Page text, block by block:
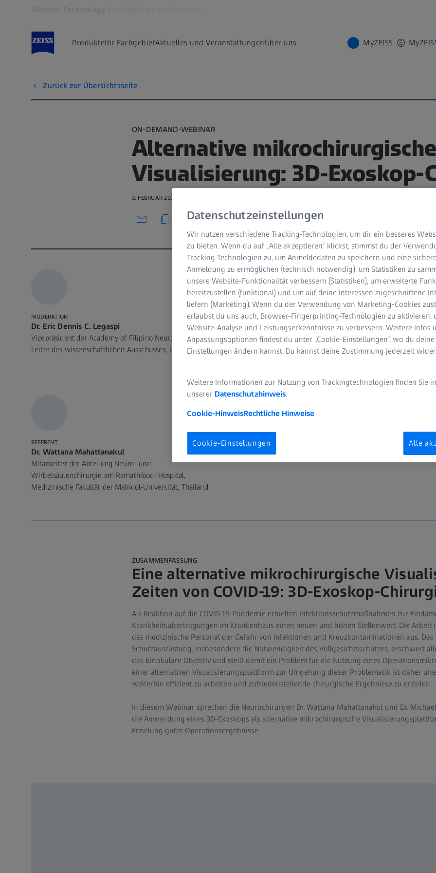
ProdukteIhr FachgebietAktuelles und VeranstaltungenÜber uns MyZEISS
Zurück zur Übersichtsseite
ON-DEMAND-WEBINAR
Alternative mikrochirurgische
Visualisierung: 3D‑Exoskop-
3. FEBRUAR 2021 · 66 MIN. VIDEODAUER
MODERATION
Dr. Eric Dennis C. Legaspi
Vizepräsident der Academy of Filipino Neurosurgeons,
Leiter des wissenschaftlichen Ausschusses, Philippinen
BEGRÜSSUNGSWORT
Dr. James Soriano
Präsident der Academy of Filipino Neurosurgeons,
Philippinen
REFERENT
Dr. Wattana Mahattanakul
Mitarbeiter der Abteilung Neuro- und
Wirbelsäulenchirurgie am Ramathibodi Hospital,
Medizinische Fakultät der Mahidol-Universität, Thailand
ZUSAMMENFASSUNG
Eine alternative mikrochirurgische
Zeiten von COVID‑19: 3D‑Exoskop-
Als Reaktion auf die COVID-19-Pandemie erhielten Infektionsschutzmaßnahmen zur
Krankheitsübertragungen im Krankenhaus einen neuen und hohen Stellenwert. Die Arbeit
das medizinische Personal der Gefahr von Infektionen und Kreuzkontaminationen aus.
Schutzausrüstung, insbesondere die Notwendigkeit des Vollgesichtsschutzes, erschwert
das binokulare Objektiv und stellt damit ein Problem für die Nutzung eines
einer alternativen Visualisierungsplattform zur Umgehung dieser Problematik ist daher
weiterhin effizient zu arbeiten und zufriedenstellende chirurgische Ergebnisse zu erzielen.
In diesem Webinar sprechen die Neurochirurgen Dr. Wattana Mahattanakul und Dr.
die Anwendung eines 3D-Exoskops als alternative mikrochirurgische
Erzielung guter Operationsergebnisse.
Datenschutzeinstellungen
Wir nutzen verschiedene Tracking-Technologien, um dir ein besseres
zu bieten. Wenn du auf „Alle akzeptieren“ klickst, stimmst du der
Tracking-Technologien zu, um Anmeldedaten zu speichern und eine sichere
Anmeldung zu ermöglichen (technisch notwendig), um Statistiken zu
unsere Website-Funktionalität verbessern (Statistiken), um erweiterte
bereitzustellen (funktional) und um auf deine Interessen zugeschnittene
liefern (Marketing). Wenn du der Verwendung von Marketing-Cookies
erlaubst du uns auch, Browser-Fingerprinting-Technologien zu aktivieren,
Website-Analyse und Leistungserkenntnisse zu verbessern. Weitere Infos
Anpassungsoptionen findest du unter „Cookie-Einstellungen“, wo du deine
Einstellungen ändern kannst. Du kannst deine Zustimmung jederzeit
Weitere Informationen zur Nutzung von Trackingtechnologien finden Sie in
unserer Datenschutzhinweis.
Cookie-HinweisRechtliche Hinweise
Cookie-Einstellungen Alle